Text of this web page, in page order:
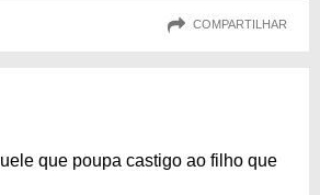
COMPARTILHAR
que poupa castigo ao filho que